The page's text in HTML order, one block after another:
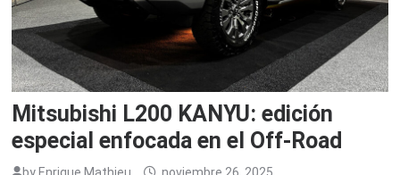
Mitsubishi L200 KANYU: edición
especial enfocada en el Off-Road